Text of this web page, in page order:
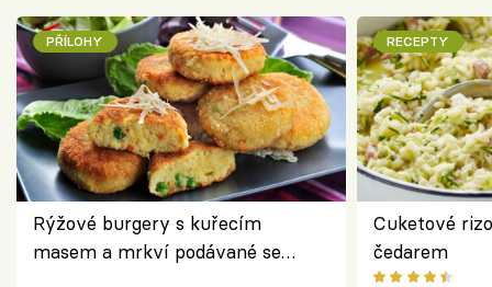
PŘÍLOHY
Rýžové burgery s kuřecím
masem a mrkví podávané se
RECEPTY
Cuketové
čedarem